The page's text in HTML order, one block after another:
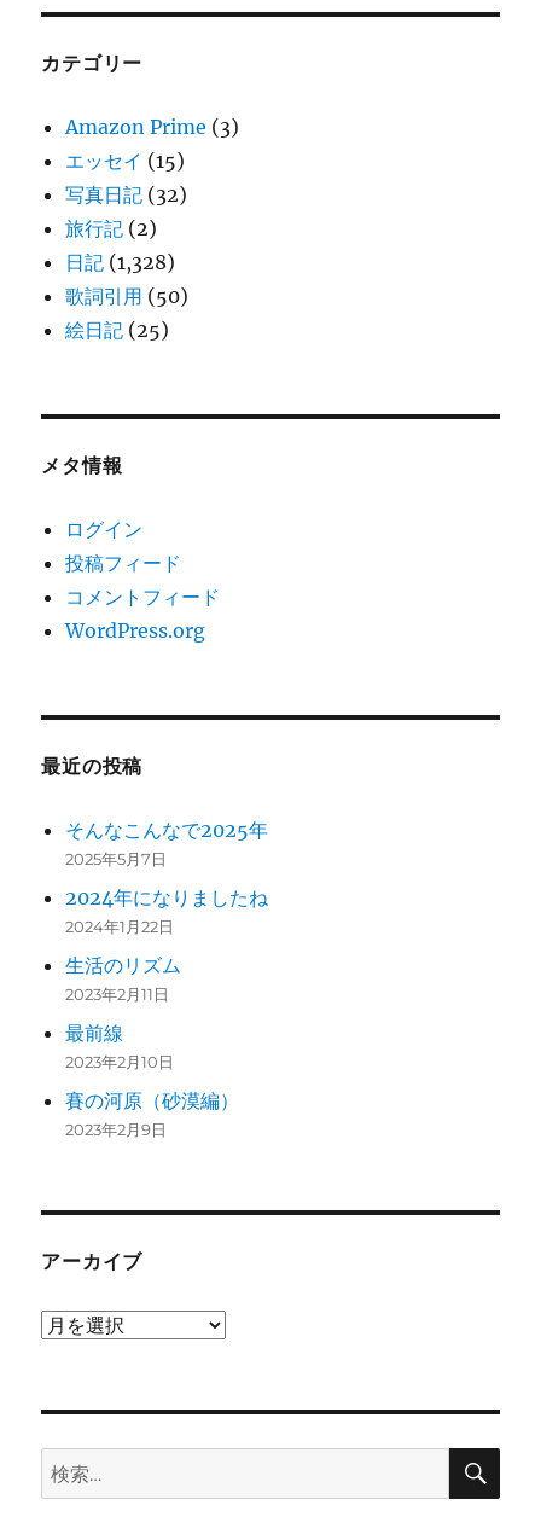
カテゴリー
Amazon Prime (3)
エッセイ (15)
写真日記 (32)
旅行記 (2)
日記 (1,328)
歌詞引用 (50)
絵日記 (25)
メタ情報
ログイン
投稿フィード
コメントフィード
WordPress.org
最近の投稿
そんなこんなで2025年
2025年5月7日
2024年になりましたね
2024年1月22日
生活のリズム
2023年2月11日
最前線
2023年2月10日
賽の河原（砂漠編）
2023年2月9日
アーカイブ
ア
検
索:
検